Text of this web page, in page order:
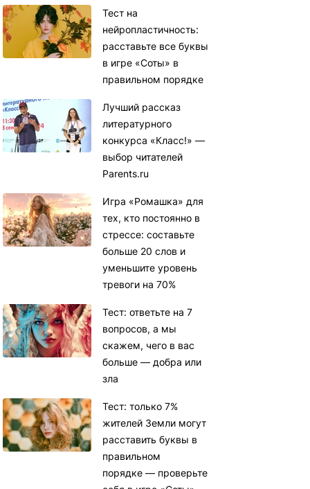
Тест на
нейропластичность:
расставьте все буквы
в игре «Соты» в
правильном порядке
Лучший рассказ
литературного
конкурса «Класс!» —
выбор читателей
Parents.ru
Игра «Ромашка» для
тех, кто постоянно в
стрессе: составьте
больше 20 слов и
уменьшите уровень
тревоги на 70%
Тест: ответьте на 7
вопросов, а мы
скажем, чего в вас
больше — добра или
зла
Тест: только 7%
жителей Земли могут
расставить буквы в
правильном
порядке — проверьте